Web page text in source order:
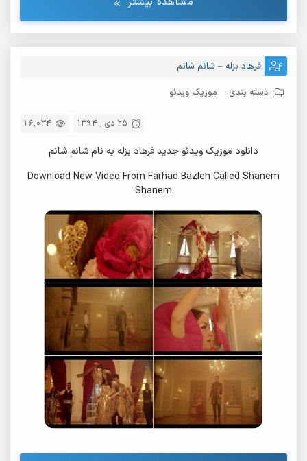
فرهاد بزله – شانم شانم
دسته بندی : موزیک ویدئو
16,034 25 دی , 1394
دانلود موزیک ویدئو جدید فرهاد بزله به نام شانم شانم
Download New Video From Farhad Bazleh Called Shanem
Shanem